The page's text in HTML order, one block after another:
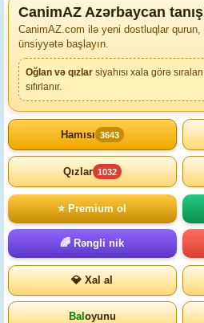
CanimAZ Azərbaycan
CanimAZ.com ilə yeni dostluqlar qurun,
ünsiyyətə başlayın.
Oğlan və qızlar siyahısı xala görə
sıfırlanır.
Hamısı 3643
Qızlar 1032
⭐ Premium ol
🌈 Rəngli nik
💎 Xal al
Baloyunu